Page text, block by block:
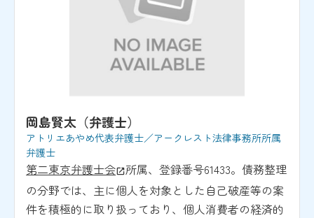
岡島賢太（弁護士）
アトリエあやめ代表弁護士／アークレスト法律事務所所属
弁護士
第二東京弁護士会 所属、登録番号61433。債務整理
の分野では、主に個人を対象とした自己破産等の案
件を積極的に取り扱っており、個人消費者の経済的